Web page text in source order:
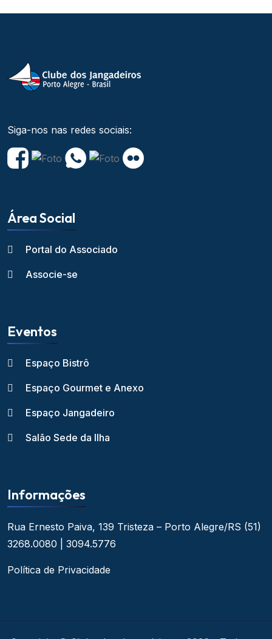
Siga-nos nas redes sociais:
Área Social
Portal do Associado
Associe-se
Eventos
Espaço Bistrô
Espaço Gourmet e Anexo
Espaço Jangadeiro
Salão Sede da Ilha
Informações
Rua Ernesto Paiva, 139 Tristeza – Porto Alegre/RS (51)
3268.0080 | 3094.5776
Política de Privacidade